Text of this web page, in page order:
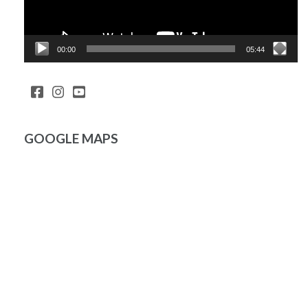
00:00 05:44
GOOGLE MAPS